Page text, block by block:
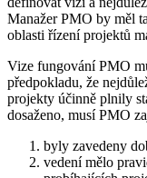
Manažer PMO by měl
oblasti řízení projektů
Vize fungování PMO
předpokladu, že
projekty účinně plnily
dosaženo, musí PMO
byly zavedeny
vedení mělo